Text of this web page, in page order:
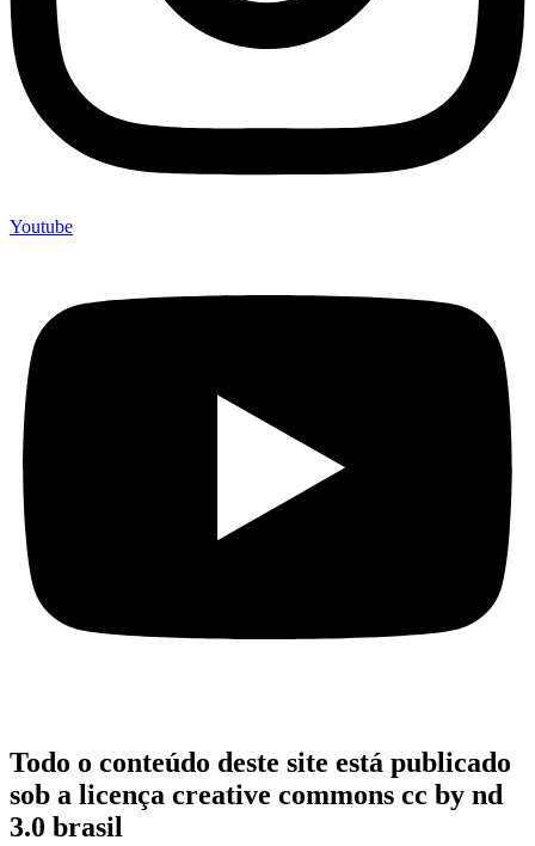
Youtube
Todo o conteúdo deste site está publicado
sob a licença creative commons cc by nd
3.0 brasil